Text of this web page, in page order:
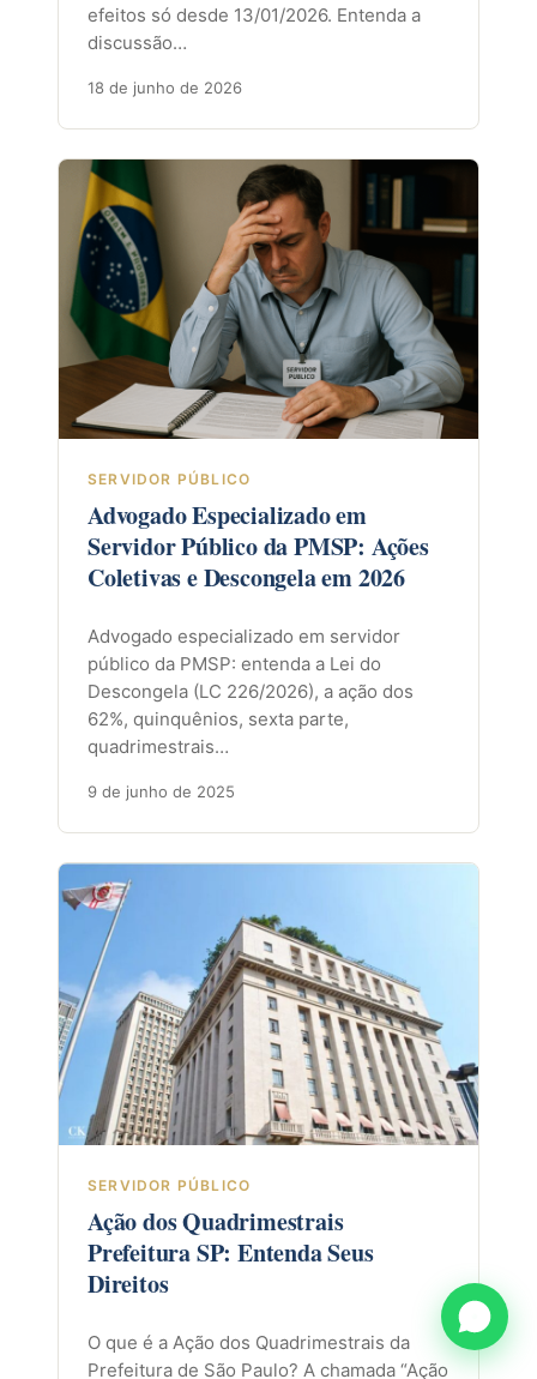
efeitos só desde 13/01/2026. Entenda a
discussão…
18 de junho de 2026
SERVIDOR PÚBLICO
Advogado Especializado em
Servidor Público da PMSP: Ações
Coletivas e Descongela em 2026
Advogado especializado em servidor
público da PMSP: entenda a Lei do
Descongela (LC 226/2026), a ação dos
62%, quinquênios, sexta parte,
quadrimestrais…
9 de junho de 2025
SERVIDOR PÚBLICO
Ação dos Quadrimestrais
Prefeitura SP: Entenda Seus
Direitos
O que é a Ação dos Quadrimestrais da
Prefeitura de São Paulo? A chamada “Ação